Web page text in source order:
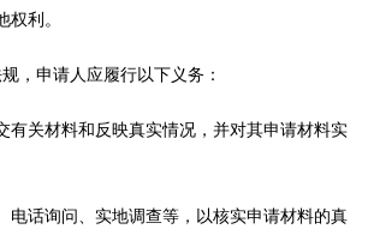
权利。
，申请人应履行以下义务：
有关材料和反映真实情况，并对其申请材料实
电话询问、实地调查等，以核实申请材料的真